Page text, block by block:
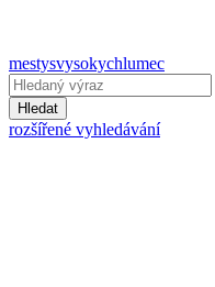
mestysvysokychlumec
Hledat
rozšířené vyhledávání